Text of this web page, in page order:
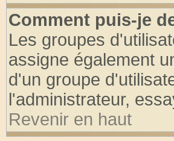
Comment puis-je
Les groupes
assigne également
d'un groupe
l'administrateur,
Revenir en haut